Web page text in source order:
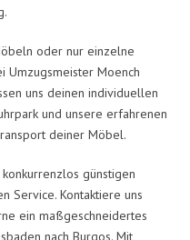
oder nur einzelne
Umzugsmeister Moench
uns deinen individuellen
und unsere erfahrenen
deiner Möbel.
günstigen
Service. Kontaktiere uns
ein maßgeschneidertes
nach Burgos. Mit